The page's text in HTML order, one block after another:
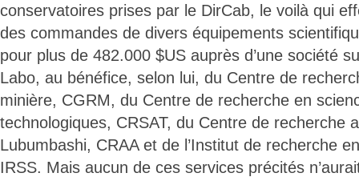
conservatoires prises par le DirCab, le voilà qui
des commandes de divers équipements
pour plus de 482.000 $US auprès d’une société
Labo, au bénéfice, selon lui, du Centre de
minière, CGRM, du Centre de recherche en
technologiques, CRSAT, du Centre de recherche
Lubumbashi, CRAA et de l’Institut de recherche
IRSS. Mais aucun de ces services précités